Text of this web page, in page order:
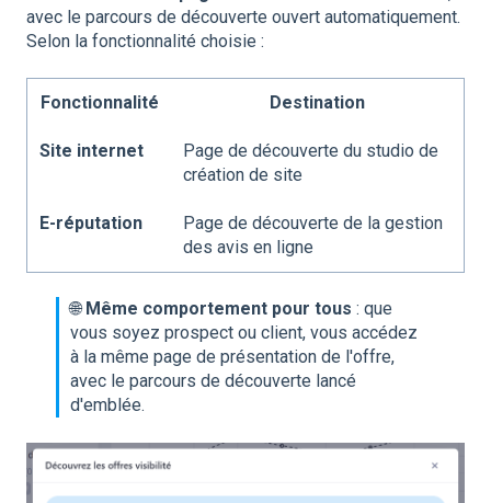
avec le parcours de découverte ouvert automatiquement.
Selon la fonctionnalité choisie :
Fonctionnalité Destination
Site internet
Page de découverte du studio de
création de site
E-réputation
Page de découverte de la gestion
des avis en ligne
🌐 Même comportement pour tous : que
vous soyez prospect ou client, vous accédez
à la même page de présentation de l'offre,
avec le parcours de découverte lancé
d'emblée.